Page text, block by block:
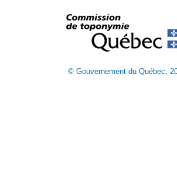
© Gouvernement du Québec,